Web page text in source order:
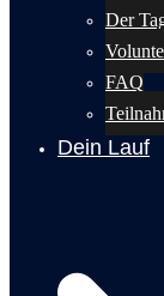
Der
FAQ
Dein Lauf